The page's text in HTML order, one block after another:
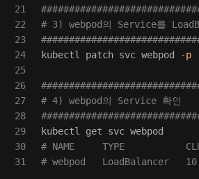
21
22
23
24
25
26
27
28
29
30
# 3) webpod의 Service를
kubectl patch svc webpod
-p
# 4) webpod의 Service 확인
# NAME     TYPE
# webpod   LoadBalancer